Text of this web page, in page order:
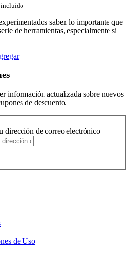
incluido
saben lo importante que
de herramientas, especialmente si
información actualizada sobre nuevos
de descuento.
dirección de correo electrónico
de Uso